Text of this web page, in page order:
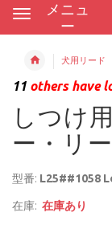
メニュ
ー
犬用リード
11 others have
しつけ
ー・リ
型番: L25##1058
在庫: 在庫あり